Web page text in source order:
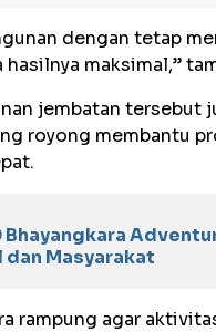
dengan tetap
maksimal,”
jembatan tersebut
royong membantu
Masyarakat
rampung agar